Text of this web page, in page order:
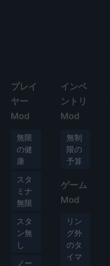
プレイ
ヤー
Mod
無限
の健
康
スタ
ミナ
無限
スタ
ン無
し
ノー
インベ
ントリ
Mod
無制
限の
予算
ゲーム
Mod
リン
グ外
のタ
イマ